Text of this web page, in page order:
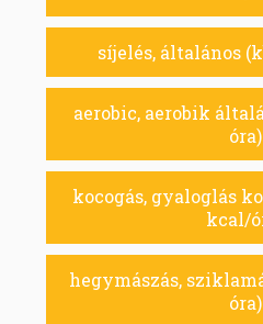
síjelés, általános
aerobic, aerobik
óra)
kocogás, gyaloglás
kcal/
hegymászás,
óra)